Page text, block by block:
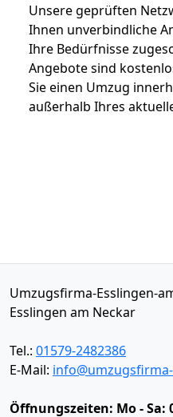
Unsere geprüften
Ihnen unverbindliche
Ihre Bedürfnisse
Angebote sind
Sie einen Umzug
außerhalb Ihres
Umzugsfirma-Esslingen-
Esslingen am Neckar
Tel.: 01579-2482386
E-Mail:
Öffnungszeiten: Mo - Sa: